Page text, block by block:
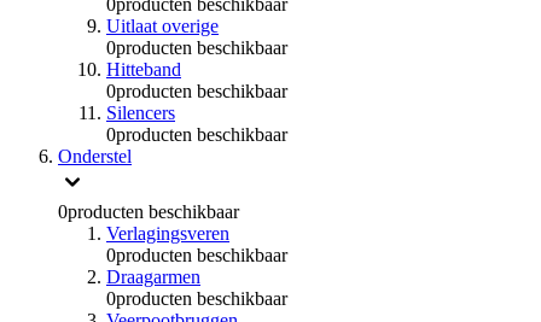
0producten beschikbaar
Uitlaat overige
0producten beschikbaar
Hitteband
0producten beschikbaar
Silencers
0producten beschikbaar
Onderstel
0producten beschikbaar
Verlagingsveren
0producten beschikbaar
Draagarmen
0producten beschikbaar